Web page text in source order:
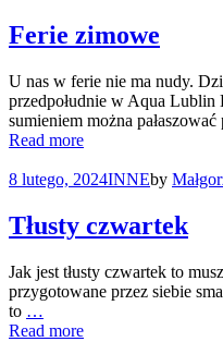
Ferie zimowe
U nas w ferie nie ma nudy.
przedpołudnie w Aqua Lublin
sumieniem można
Read more
8 lutego, 2024INNEby
Tłusty czwartek
Jak jest tłusty czwartek to
przygotowane przez siebie
to …
Read more